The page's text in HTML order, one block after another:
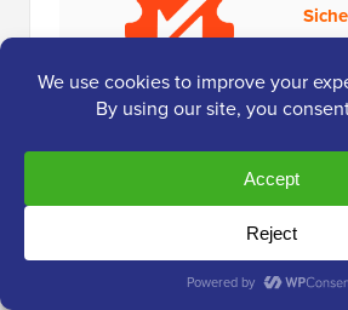
Cloud-WordPress-Backups mit
Verschlüsselung. Es sichert
gesamte WordPress-Website in
sicheren Cloud-Speicher.